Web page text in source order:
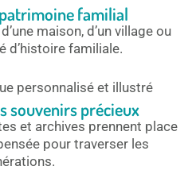
familial
maison, d’un village ou
d’histoire familiale.
souvenirs précieux
et archives prennent place
pour traverser les